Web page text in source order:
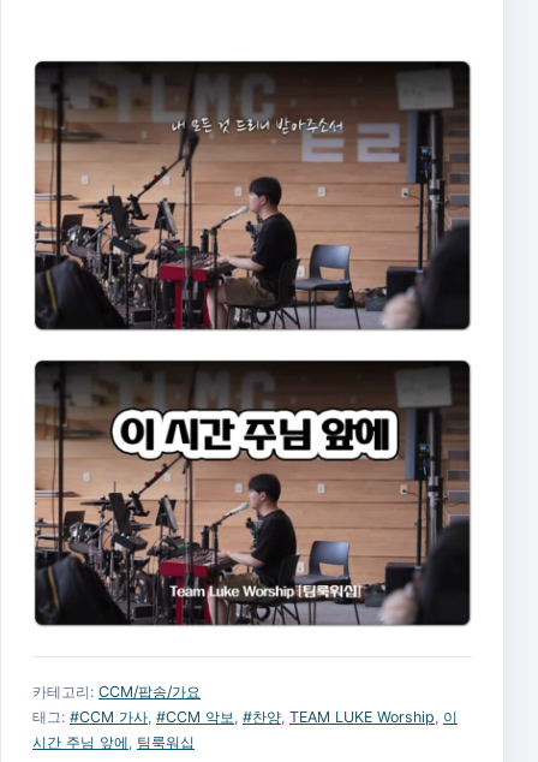
카테고리: CCM/팝송/가요
태그: #CCM 가사, #CCM 악보, #찬양, TEAM LUKE Worship, 이
시간 주님 앞에, 팀룩워십